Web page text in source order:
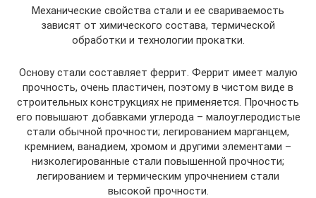
Механические свойства стали и ее свариваемость
зависят от химического состава, термической
обработки и технологии прокатки.
Основу стали составляет феррит. Феррит имеет малую
прочность, очень пластичен, поэтому в чистом виде в
строительных конструкциях не применяется. Прочность
его повышают добавками углерода – малоуглеродистые
стали обычной прочности; легированием марганцем,
кремнием, ванадием, хромом и другими элементами –
низколегированные стали повышенной прочности;
легированием и термическим упрочнением стали
высокой прочности.